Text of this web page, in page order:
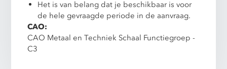
Het is van belang dat je beschikbaar is voor
de hele gevraagde periode in de aanvraag.
CAO:
CAO Metaal en Techniek Schaal Functiegroep -
C3